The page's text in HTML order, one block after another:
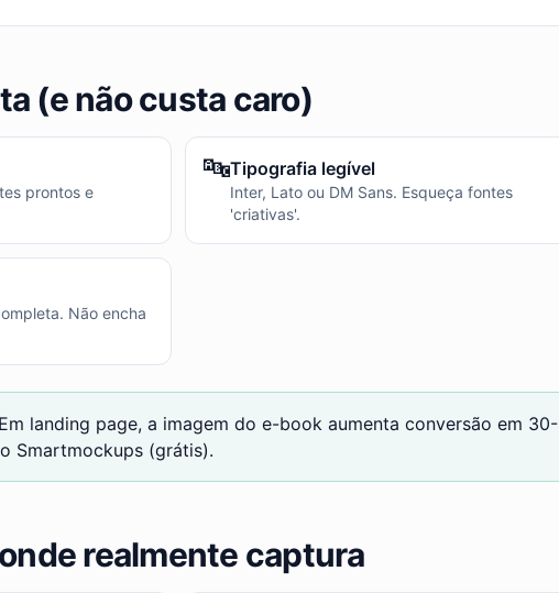
(e não custa caro)
prontos e
🔤Tipografia legível
Inter, Lato ou DM Sans. Esqueça fontes
'criativas'.
Não encha
landing page, a imagem do e-book aumenta conversão em 30-
Smartmockups (grátis).
realmente captura